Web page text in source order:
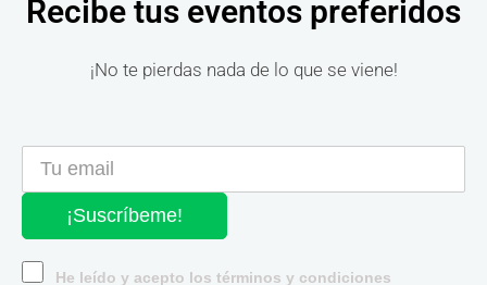
Recibe tus eventos preferidos
¡No te pierdas nada de lo que se viene!
¡Suscríbeme!
He leído y acepto los términos y condiciones